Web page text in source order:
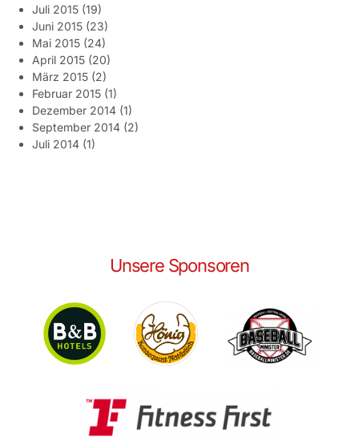
Juli 2015 (19)
Juni 2015 (23)
Mai 2015 (24)
April 2015 (20)
März 2015 (2)
Februar 2015 (1)
Dezember 2014 (1)
September 2014 (2)
Juli 2014 (1)
Unsere Sponsoren